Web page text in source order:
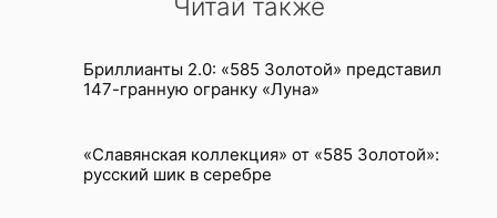
Бриллианты 2.0: «585 Золотой» представил
147-гранную огранку «Луна»
«Славянская коллекция» от «585 Золотой»:
русский шик в серебре